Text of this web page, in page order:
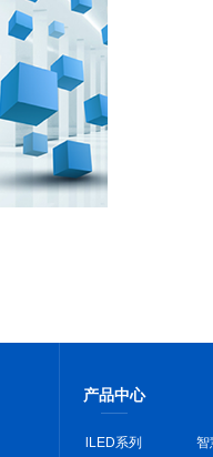
产品中心
lLED系列 智